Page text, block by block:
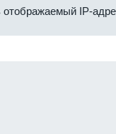
IP-